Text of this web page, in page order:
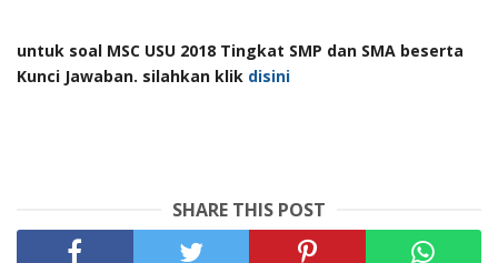
untuk soal MSC USU 2018 Tingkat SMP dan SMA beserta
Kunci Jawaban. silahkan klik disini
SHARE THIS POST